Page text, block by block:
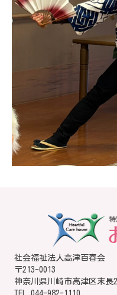
社会福祉法人高津百春会
〒213-0013
神奈川県川崎市高津区末長
TEL 044-982-1110